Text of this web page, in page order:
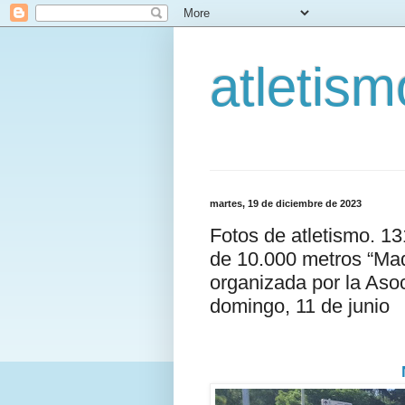
martes, 19 de diciembre de 2023
Fotos de atletismo.
de 10.000 metros
organizada por la
domingo, 11 de junio